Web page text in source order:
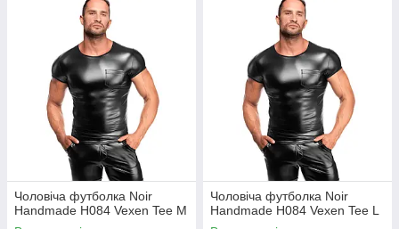
Чоловіча футболка Noir
Handmade H084 Vexen Tee M
Чоловіча футболка Noir
Handmade H084 Vexen Tee L